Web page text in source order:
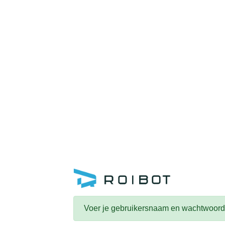
Voer je gebruikersnaam en